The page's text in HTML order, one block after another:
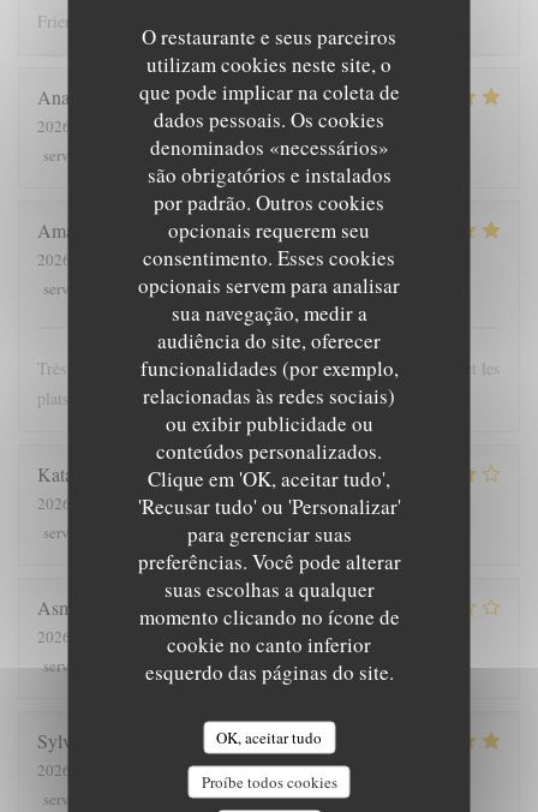
O restaurante e seus parceiros
utilizam cookies neste site, o
que pode implicar na coleta de
dados pessoais. Os cookies
denominados «necessários»
são obrigatórios e instalados
por padrão. Outros cookies
opcionais requerem seu
consentimento. Esses cookies
opcionais servem para analisar
sua navegação, medir a
audiência do site, oferecer
funcionalidades (por exemplo,
relacionadas às redes sociais)
ou exibir publicidade ou
conteúdos personalizados.
Clique em 'OK, aceitar tudo',
'Recusar tudo' ou 'Personalizar'
para gerenciar suas
preferências. Você pode alterar
suas escolhas a qualquer
momento clicando no ícone de
cookie no canto inferior
esquerdo das páginas do site.
OK, aceitar tudo
Proíbe todos cookies
Friendly host, english speaking. Tasty food and good portions.
Anais
2026-07-26
- 19:30 - guests 4
service
ambience:5/5 menu : 5/5 quality_price
Amaury
2026-07-26
- 12:00 - guests 2
service
ambience:5/5 menu:5 /5 quality_price:
Très bonne expérience au Ranch, le personnel est très agréable et les
plats (les Welsh notamment) sont copieux et variés
Katariina
2026-07-25
- 12:00 - guests 6
service
ambience: 4/5 menu:4/5 quality_price
Asmaa
2026-07-23
- 12:30 - guests 2
service
ambience: 5/5 menu:3/5 quality_price
Sylvain
2026-07-22
- 12:30 - guests 3
service
ambience:5/5 menu:4/5 quality_price